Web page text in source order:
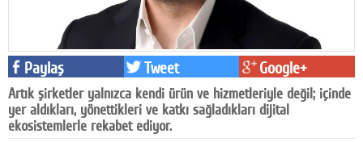
Dünya
Pr
Facebook
Diziler
Paylaş Tweet Google+
Artık şirketler yalnızca kendi ürün ve hizmetleriyle değil; içinde
yer aldıkları, yönettikleri ve katkı sağladıkları dijital
ekosistemlerle rekabet ediyor.